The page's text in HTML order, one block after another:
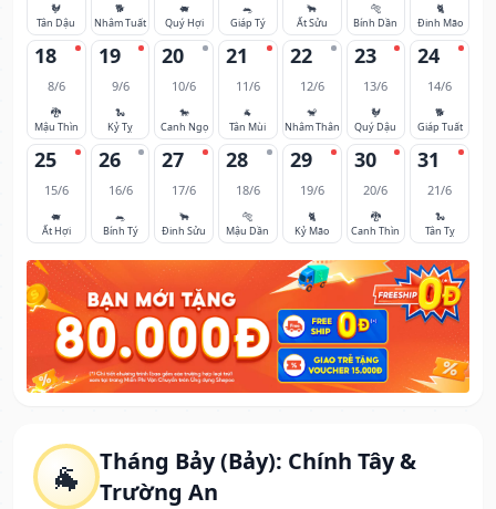
🐐
Tháng Bảy (Bảy): Chính Tây &
Trường An
🐓
Tân Dậu
🐕
Nhâm Tuất
🐖
Quý Hợi
🐀
Giáp Tý
🐂
Ất Sửu
🐅
Bính Dần
🐈
Đinh Mão
18
8/6
🐉
Mậu Thìn
19
9/6
🐍
Kỷ Tỵ
20
10/6
🐎
Canh Ngọ
21
11/6
🐐
Tân Mùi
22
12/6
🐒
Nhâm Thân
23
13/6
🐓
Quý Dậu
24
14/6
🐕
Giáp Tuất
25
15/6
🐖
Ất Hợi
26
16/6
🐀
Bính Tý
27
17/6
🐂
Đinh Sửu
28
18/6
🐅
Mậu Dần
29
19/6
🐈
Kỷ Mão
30
20/6
🐉
Canh Thìn
31
21/6
🐍
Tân Tỵ